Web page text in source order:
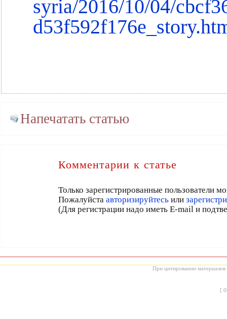
syria/2016/10/04/
Напечатать статью
Комментарии к статье
Только зарегистрированные пользователи
Пожалуйста авторизируйтесь или
(Для регистрации надо иметь E-mail и
При цитировании материалов
[